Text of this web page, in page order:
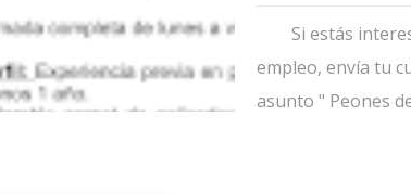
Y Ana
Si estás
empleo, envía tu
asunto " Peones